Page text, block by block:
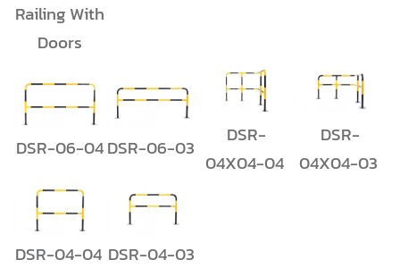
Railing With
Doors
DSR-06-04DSR-06-03
DSR-
04X04-04
DSR-
04X04-03
DSR-04-04 DSR-04-03